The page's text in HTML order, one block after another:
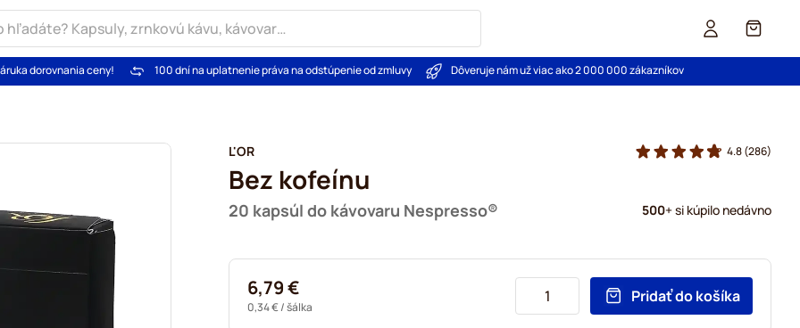
Košík
dorovnania ceny! 100 dní na uplatnenie práva na odstúpenie od zmluvy Dôveruje nám už viac ako 2 000 000 zákazníkov
L'OR
Bez kofeínu
20 kapsúl do kávovaru Nespresso®
4.8(286)
500+ si kúpilo nedávno
6,79 €
0,34 €/ šálka
Pridať do košíka